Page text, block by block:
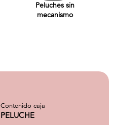
Peluches sin
mecanismo
Contenido caja
PELUCHE